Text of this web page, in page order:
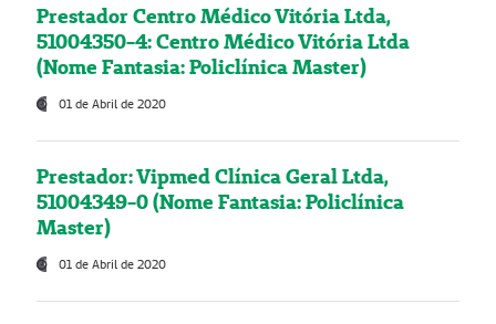
Prestador Centro Médico Vitória Ltda,
51004350-4: Centro Médico Vitória Ltda
(Nome Fantasia: Policlínica Master)
01 de Abril de 2020
Prestador: Vipmed Clínica Geral Ltda,
51004349-0 (Nome Fantasia: Policlínica
Master)
01 de Abril de 2020